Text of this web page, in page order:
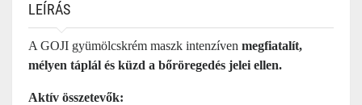
LEÍRÁS
A GOJI gyümölcskrém maszk intenzíven megfiatalít,
mélyen táplál és küzd a bőröregedés jelei ellen.
Aktív összetevők: